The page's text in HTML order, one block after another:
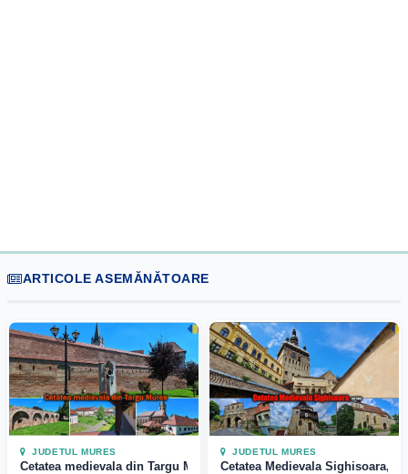
ARTICOLE ASEMĂNĂTOARE
JUDETUL MURES
Cetatea medievala din Targu Mures, jud Mures (2024)
JUDETUL MURES
Cetatea Medievala Sighisoara,